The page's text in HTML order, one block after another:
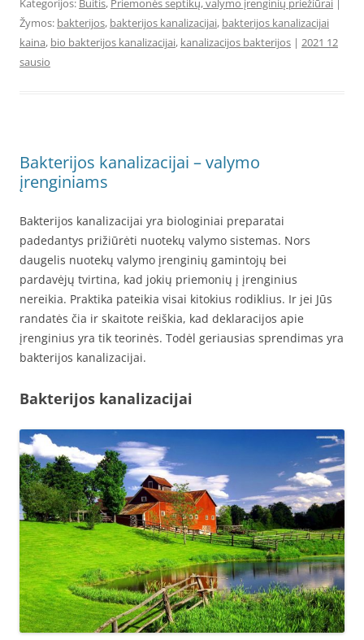
Kategorijos: Buitis, Priemonės septikų, valymo įrenginių priežiūrai
Žymos: bakterijos, bakterijos kanalizacijai, bakterijos kanalizacijai
kaina, bio bakterijos kanalizacijai, kanalizacijos bakterijos | 2021 12
sausio
Bakterijos kanalizacijai – valymo
įrenginiams
Bakterijos kanalizacijai yra biologiniai preparatai
padedantys prižiūrėti nuotekų valymo sistemas. Nors
daugelis nuotekų valymo įrenginių gamintojų bei
pardavėjų tvirtina, kad jokių priemonių į įrenginius
nereikia. Praktika pateikia visai kitokius rodiklius. Ir jei Jūs
randatės čia ir skaitote reiškia, kad deklaracijos apie
įrenginius yra tik teorinės. Todėl geriausias sprendimas yra
bakterijos kanalizacijai.
Bakterijos kanalizacijai